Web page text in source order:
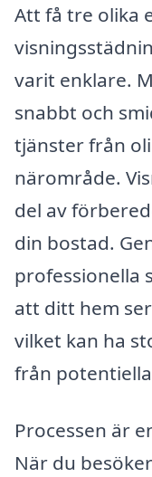
Att få tre olika
varit enklare.
snabbt och
tjänster från
närområde.
del av
din bostad.
professionella
att ditt hem
vilket kan ha
från
Processen är
När du